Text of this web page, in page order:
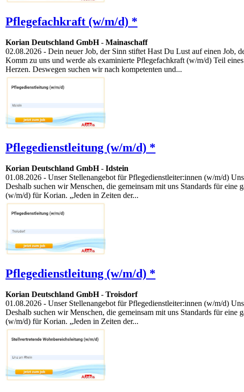
Pflegefachkraft (w/m/d) *
Korian Deutschland GmbH- Mainaschaff
02.08.2026 - Dein neuer Job, der Sinn stiftet Hast Du Lust auf einen Job,
Komm zu uns und werde als examinierte Pflegefachkraft (w/m/d) Teil
Herzen. Deswegen suchen wir nach kompetenten und...
Pflegedienstleitung (w/m/d) *
Korian Deutschland GmbH- Idstein
01.08.2026 - Unser Stellenangebot für Pflegedienstleiter:innen (w/m/d)
Deshalb suchen wir Menschen, die gemeinsam mit uns Standards für
(w/m/d) für Korian. „Jeden in Zeiten der...
Pflegedienstleitung (w/m/d) *
Korian Deutschland GmbH- Troisdorf
01.08.2026 - Unser Stellenangebot für Pflegedienstleiter:innen (w/m/d)
Deshalb suchen wir Menschen, die gemeinsam mit uns Standards für
(w/m/d) für Korian. „Jeden in Zeiten der...